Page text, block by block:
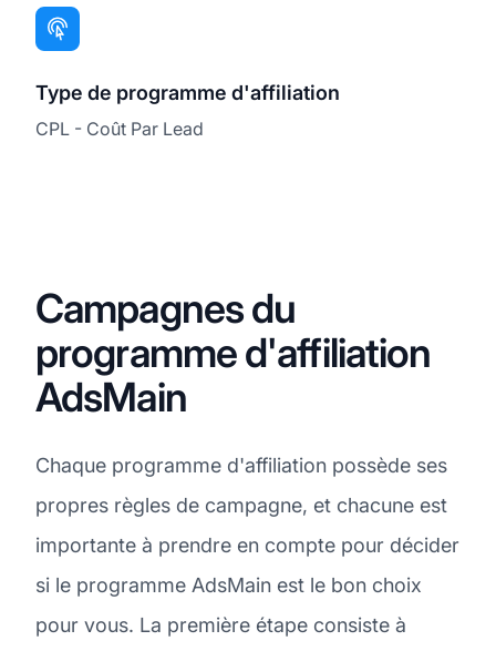
Type de programme d'affiliation
CPL - Coût Par Lead
Campagnes du
programme d'affiliation
AdsMain
Chaque programme d'affiliation possède ses
propres règles de campagne, et chacune est
importante à prendre en compte pour décider
si le programme AdsMain est le bon choix
pour vous. La première étape consiste à